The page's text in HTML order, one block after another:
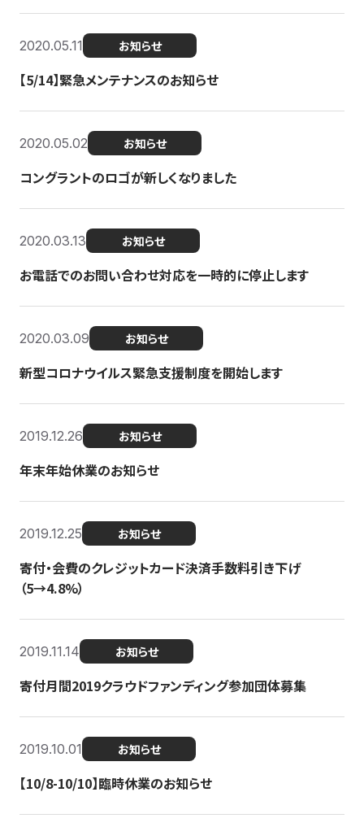
2020.05.11 お知らせ
【5/14】緊急メンテナンスのお知らせ
2020.05.02 お知らせ
コングラントのロゴが新しくなりました
2020.03.13 お知らせ
お電話でのお問い合わせ対応を一時的に停止します
2020.03.09 お知らせ
新型コロナウイルス緊急支援制度を開始します
2019.12.26 お知らせ
年末年始休業のお知らせ
2019.12.25 お知らせ
寄付・会費のクレジットカード決済手数料引き下げ
（5→4.8%）
2019.11.14 お知らせ
寄付月間2019クラウドファンディング参加団体募集
2019.10.01 お知らせ
【10/8-10/10】臨時休業のお知らせ